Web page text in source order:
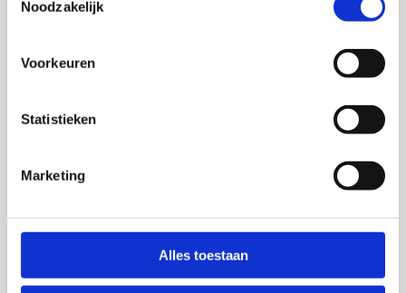
Noodzakelijk
Voorkeuren
Statistieken
Marketing
Alles toestaan